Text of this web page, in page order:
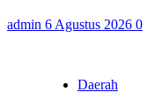
admin 6 Agustus 2026 0
Daerah